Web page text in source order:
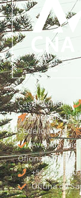
Casa Central
Avenida 18
Sede Iquique
Avenida Luis
Oficina Santiago
+56 58
Oficina de